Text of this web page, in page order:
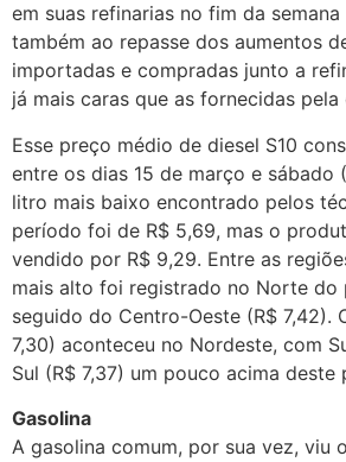
em suas refinarias no fim da semana
também ao repasse dos aumentos
importadas e compradas junto a
já mais caras que as fornecidas pela
Esse preço médio de diesel S10
entre os dias 15 de março e sábado
litro mais baixo encontrado pelos
período foi de R$ 5,69, mas o
vendido por R$ 9,29. Entre as
mais alto foi registrado no Norte do
seguido do Centro-Oeste (R$ 7,42).
7,30) aconteceu no Nordeste, com
Sul (R$ 7,37) um pouco acima deste
Gasolina
A gasolina comum, por sua vez, viu